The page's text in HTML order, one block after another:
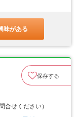
味がある
保存する
せください）